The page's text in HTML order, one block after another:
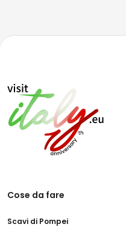
Cose da fare
Scavi di Pompei